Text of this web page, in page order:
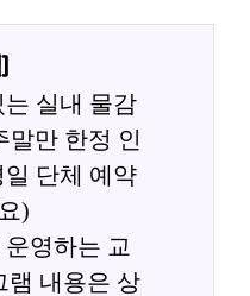
실내 물감
말만 한정 인
단체 예약
)
영하는 교
램 내용은 상